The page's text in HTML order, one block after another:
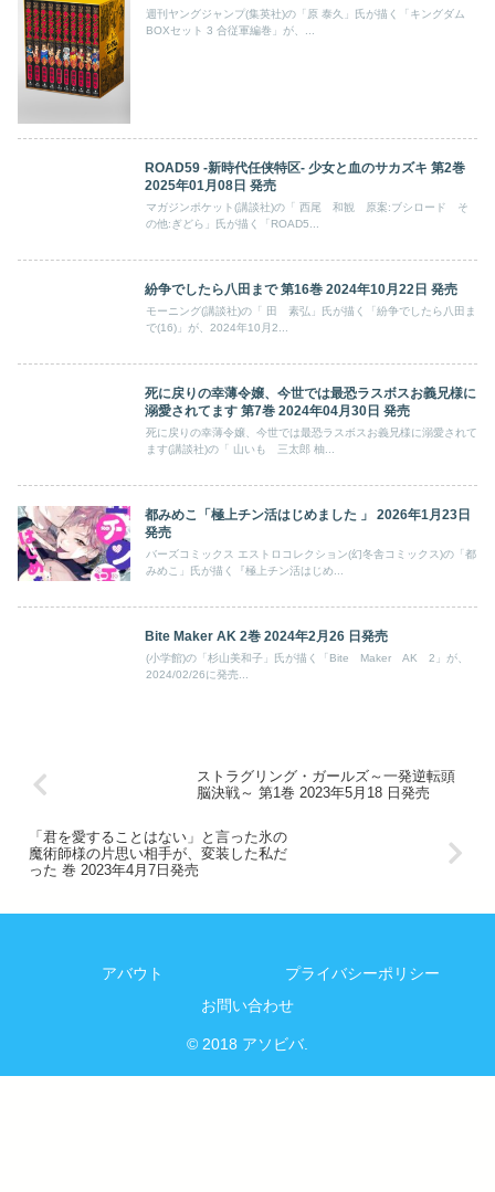
週刊ヤングジャンプ(集英社)の「原 泰久」氏が描く「キングダム
BOXセット 3 合従軍編巻」が、...
ROAD59 -新時代任侠特区- 少女と血のサカズキ 第2巻
2025年01月08日 発売
マガジンポケット(講談社)の「 西尾 和観 原案:ブシロード そ
の他:ぎどら」氏が描く「ROAD5...
紛争でしたら八田まで 第16巻 2024年10月22日 発売
モーニング(講談社)の「 田 素弘」氏が描く「紛争でしたら八田ま
で(16)」が、2024年10月2...
死に戻りの幸薄令嬢、今世では最恐ラスボスお義兄様に
溺愛されてます 第7巻 2024年04月30日 発売
死に戻りの幸薄令嬢、今世では最恐ラスボスお義兄様に溺愛されて
ます(講談社)の「 山いも 三太郎 柚...
都みめこ「極上チン活はじめました 」 2026年1月23日
発売
バーズコミックス エストロコレクション(幻冬舎コミックス)の「都
みめこ」氏が描く『極上チン活はじめ...
Bite Maker AK 2巻 2024年2月26 日発売
(小学館)の「杉山美和子」氏が描く「Bite Maker AK 2」が、
2024/02/26に発売...
ストラグリング・ガールズ～一発逆転頭
脳決戦～ 第1巻 2023年5月18 日発売
「君を愛することはない」と言った氷の
魔術師様の片思い相手が、変装した私だ
った 巻 2023年4月7日発売
アバウト
プライバシーポリシー
お問い合わせ
© 2018 アソビバ.